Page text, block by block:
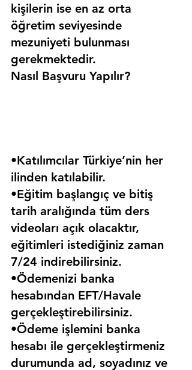
kişilerin ise en az orta
öğretim seviyesinde
mezuniyeti bulunması
gerekmektedir.
Nasıl Başvuru Yapılır?
•Katılımcılar Türkiye’nin her
ilinden katılabilir.
•Eğitim başlangıç ve bitiş
tarih aralığında tüm ders
videoları açık olacaktır,
eğitimleri istediğiniz zaman
7/24 indirebilirsiniz.
•Ödemenizi banka
hesabından EFT/Havale
gerçekleştirebilirsiniz.
•Ödeme işlemini banka
hesabı ile gerçekleştirmeniz
durumunda ad, soyadınız ve